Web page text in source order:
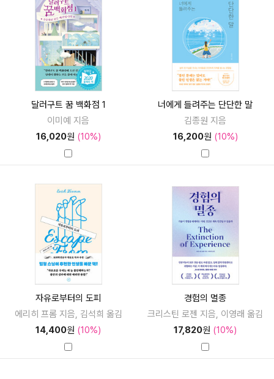
달러구트 꿈 백화점 1
이미예 지음
16,020원 (10%)
너에게 들려주는 단단한 말
김종원 지음
16,200원 (10%)
자유로부터의 도피
에리히 프롬 지음, 김석희 옮김
14,400원 (10%)
경험의 멸종
크리스틴 로젠 지음, 이영래 옮김
17,820원 (10%)